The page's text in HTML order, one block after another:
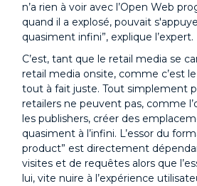
n’a rien à voir avec l’Open Web
quand il a explosé, pouvait
quasiment infini”, explique l’expert.
C’est, tant que le retail media se
retail media onsite, comme c’est
tout à fait juste. Tout simplement
retailers ne peuvent pas, comme
les publishers, créer des
quasiment à l’infini. L’essor du
product” est directement
visites et de requêtes alors que
lui, vite nuire à l’expérience